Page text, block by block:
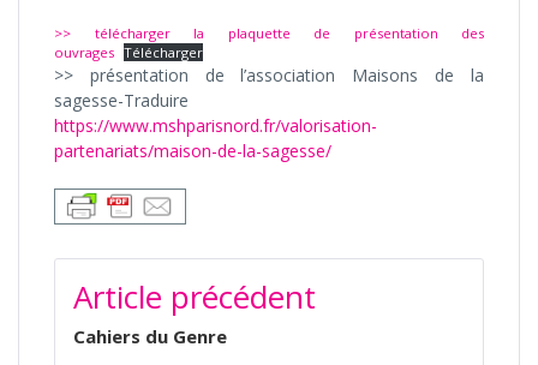
>> télécharger la plaquette de présentation des
ouvrages Télécharger
>> présentation de l’association Maisons de la
sagesse-Traduire
https://www.mshparisnord.fr/valorisation-
partenariats/maison-de-la-sagesse/
NAVIGATION
DE
L’ARTICLE
Article précédent
Cahiers du Genre